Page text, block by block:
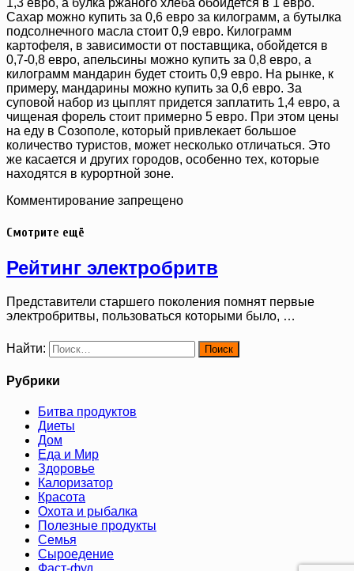
1,3 евро, а булка ржаного хлеба обойдется в 1 евро.
Сахар можно купить за 0,6 евро за килограмм, а бутылка
подсолнечного масла стоит 0,9 евро. Килограмм
картофеля, в зависимости от поставщика, обойдется в
0,7-0,8 евро, апельсины можно купить за 0,8 евро, а
килограмм мандарин будет стоить 0,9 евро. На рынке, к
примеру, мандарины можно купить за 0,6 евро. За
суповой набор из цыплят придется заплатить 1,4 евро, а
чищеная форель стоит примерно 5 евро. При этом цены
на еду в Созополе, который привлекает большое
количество туристов, может несколько отличаться. Это
же касается и других городов, особенно тех, которые
находятся в курортной зоне.
Комментирование запрещено
Смотрите ещё
Рейтинг электробритв
Представители старшего поколения помнят первые
электробритвы, пользоваться которыми было, …
Найти:
Рубрики
Битва продуктов
Диеты
Дом
Еда и Мир
Здоровье
Калоризатор
Красота
Охота и рыбалка
Полезные продукты
Семья
Сыроедение